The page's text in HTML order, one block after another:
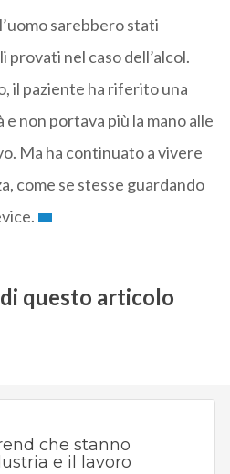
sarebbero stati
nel caso dell’alcol.
il paziente ha riferito una
non portava più la mano alle
Ma ha continuato a vivere
come se stesse guardando
questo articolo
che stanno
e il lavoro